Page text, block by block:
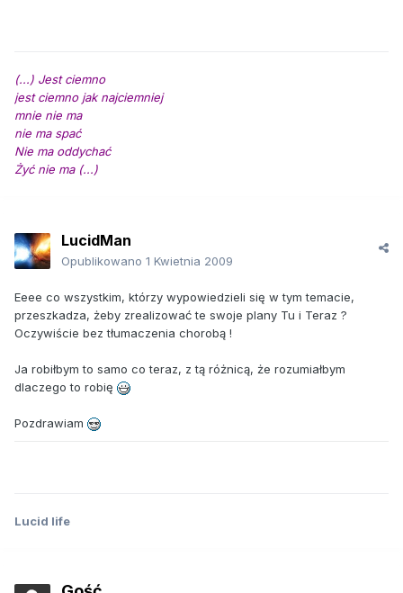
(...) Jest ciemno
jest ciemno jak najciemniej
mnie nie ma
nie ma spać
Nie ma oddychać
Żyć nie ma (...)
LucidMan
Opublikowano 1 Kwietnia 2009
Eeee co wszystkim, którzy wypowiedzieli się w tym temacie,
przeszkadza, żeby zrealizować te swoje plany Tu i Teraz ?
Oczywiście bez tłumaczenia chorobą !
Ja robiłbym to samo co teraz, z tą różnicą, że rozumiałbym
dlaczego to robię
Pozdrawiam
Lucid life